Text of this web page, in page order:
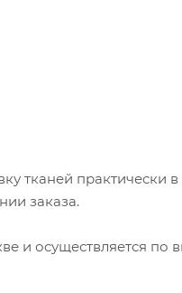
тканей
заказа.
и осуществляется